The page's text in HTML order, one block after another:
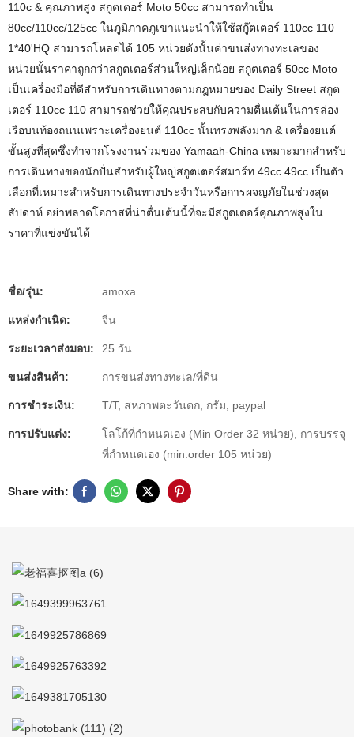
110c & คุณภาพสูง สกูตเตอร์ Moto 50cc สามารถทำเป็น
80cc/110cc/125cc ในภูมิภาคภูเขาแนะนำให้ใช้สกู๊ตเตอร์ 110cc 110
1*40'HQ สามารถโหลดได้ 105 หน่วยดังนั้นค่าขนส่งทางทะเลของ
หน่วยนั้นราคาถูกกว่าสกูตเตอร์ส่วนใหญ่เล็กน้อย สกูตเตอร์ 50cc Moto
เป็นเครื่องมือที่ดีสำหรับการเดินทางตามกฎหมายของ Daily Street สกูต
เตอร์ 110cc 110 สามารถช่วยให้คุณประสบกับความตื่นเต้นในการล่อง
เรือบนท้องถนนเพราะเครื่องยนต์ 110cc นั้นทรงพลังมาก & เครื่องยนต์
ขั้นสูงที่สุดซึ่งทำจากโรงงานร่วมของ Yamaah-China เหมาะมากสำหรับ
การเดินทางของนักปั่นสำหรับผู้ใหญ่สกูตเตอร์สมาร์ท 49cc 49cc เป็นตัว
เลือกที่เหมาะสำหรับการเดินทางประจำวันหรือการผจญภัยในช่วงสุด
สัปดาห์ อย่าพลาดโอกาสที่น่าตื่นเต้นนี้ที่จะมีสกูตเตอร์คุณภาพสูงใน
ราคาที่แข่งขันได้
ชื่อ/รุ่น: amoxa
แหล่งกำเนิด: จีน
ระยะเวลาส่งมอบ: 25 วัน
ขนส่งสินค้า: การขนส่งทางทะเล/ที่ดิน
การชำระเงิน: T/T, สหภาพตะวันตก, กรัม, paypal
การปรับแต่ง:
โลโก้ที่กำหนดเอง (Min Order 32 หน่วย), การบรรจุ
ที่กำหนดเอง (min.order 105 หน่วย)
Share with: